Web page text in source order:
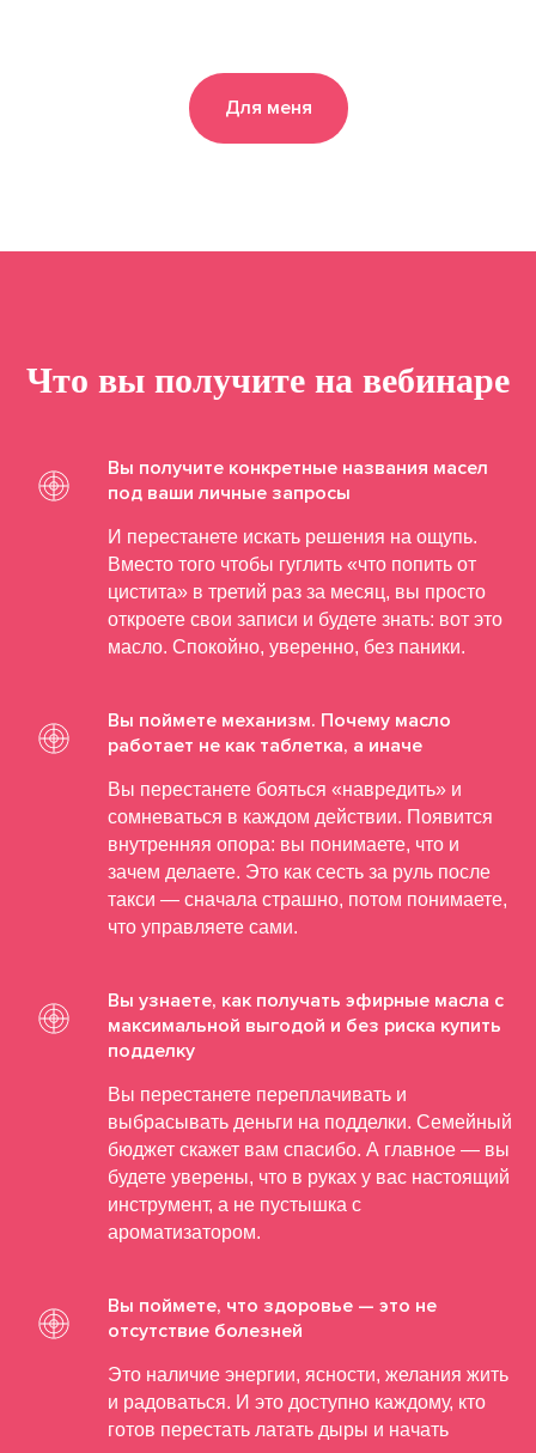
Для меня
Что вы получите на вебинаре
Вы получите конкретные названия масел
под ваши личные запросы
И перестанете искать решения на ощупь.
Вместо того чтобы гуглить «что попить от
цистита» в третий раз за месяц, вы просто
откроете свои записи и будете знать: вот это
масло. Спокойно, уверенно, без паники.
Вы поймете механизм. Почему масло
работает не как таблетка, а иначе
Вы перестанете бояться «навредить» и
сомневаться в каждом действии. Появится
внутренняя опора: вы понимаете, что и
зачем делаете. Это как сесть за руль после
такси — сначала страшно, потом понимаете,
что управляете сами.
Вы узнаете, как получать эфирные масла с
максимальной выгодой и без риска купить
подделку
Вы перестанете переплачивать и
выбрасывать деньги на подделки. Семейный
бюджет скажет вам спасибо. А главное — вы
будете уверены, что в руках у вас настоящий
инструмент, а не пустышка с
ароматизатором.
Вы поймете, что здоровье — это не
отсутствие болезней
Это наличие энергии, ясности, желания жить
и радоваться. И это доступно каждому, кто
готов перестать латать дыры и начать